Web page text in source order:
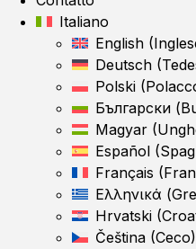
Italiano
English (
Deutsch (
Polski (
Български (
Magyar (
Español (
Français (
Ελληνικά (
Hrvatski (
Čeština (Ceco)